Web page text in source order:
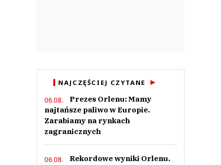
NAJCZĘŚCIEJ CZYTANE
06.08.
Prezes Orlenu: Mamy
najtańsze paliwo w Europie.
Zarabiamy na rynkach
zagranicznych
06.08.
Rekordowe wyniki Orlenu.